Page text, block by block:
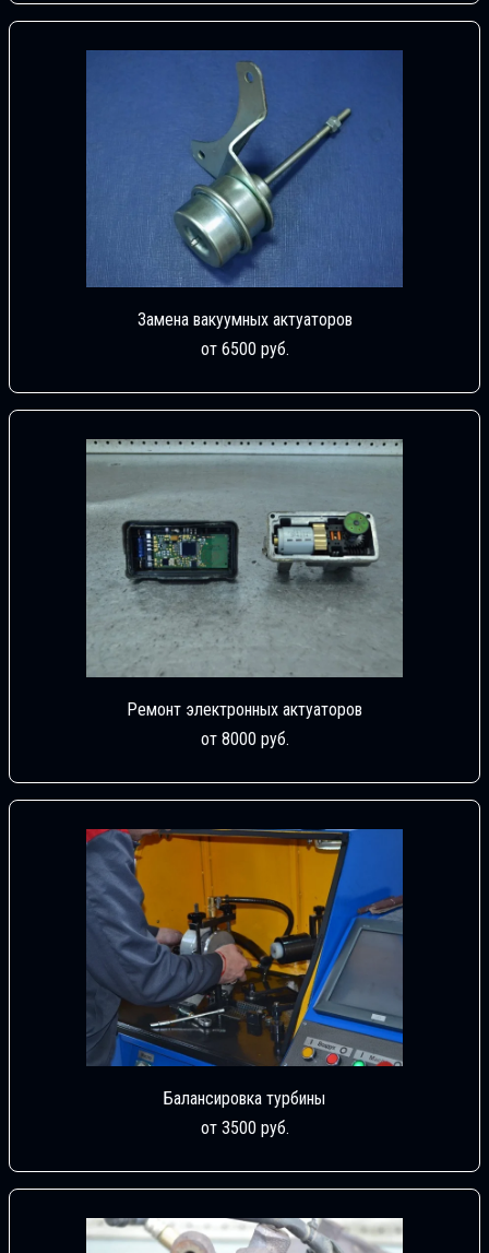
Замена вакуумных актуаторов
от 6500 руб.
Ремонт электронных актуаторов
от 8000 руб.
Балансировка турбины
от 3500 руб.